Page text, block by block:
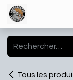
Se rendre au
Tous les